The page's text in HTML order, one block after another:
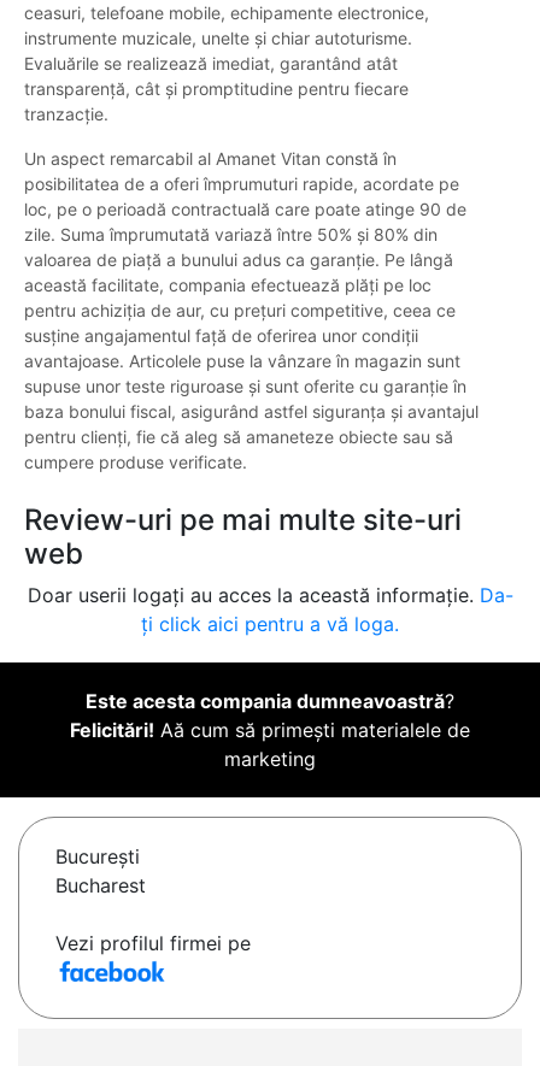
ceasuri, telefoane mobile, echipamente electronice,
instrumente muzicale, unelte și chiar autoturisme.
Evaluările se realizează imediat, garantând atât
transparență, cât și promptitudine pentru fiecare
tranzacție.
Un aspect remarcabil al Amanet Vitan constă în
posibilitatea de a oferi împrumuturi rapide, acordate pe
loc, pe o perioadă contractuală care poate atinge 90 de
zile. Suma împrumutată variază între 50% și 80% din
valoarea de piață a bunului adus ca garanție. Pe lângă
această facilitate, compania efectuează plăți pe loc
pentru achiziția de aur, cu prețuri competitive, ceea ce
susține angajamentul față de oferirea unor condiții
avantajoase. Articolele puse la vânzare în magazin sunt
supuse unor teste riguroase și sunt oferite cu garanție în
baza bonului fiscal, asigurând astfel siguranța și avantajul
pentru clienți, fie că aleg să amaneteze obiecte sau să
cumpere produse verificate.
Review-uri pe mai multe site-uri
web
Doar userii logați au acces la această informație. Da-
ți click aici pentru a vă loga.
Este acesta compania dumneavoastră?
Felicitări! Aă cum să primești materialele de
marketing
Bucureşti
Bucharest
Vezi profilul firmei pe